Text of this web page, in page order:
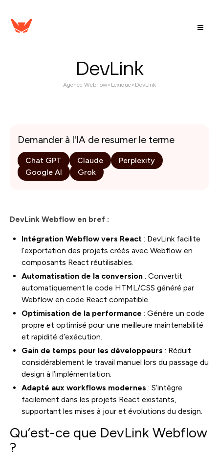
DevLink
Agence Webflow> Lexique> DevLink
Demander à l'IA de resumer le terme
Chat GPT Claude
Perplexity
Google AI
Grok
DevLink Webflow en bref :
Intégration Webflow vers React : DevLink facilite
l’exportation des projets créés avec Webflow en
composants React réutilisables.
Automatisation de la conversion : Convertit
automatiquement le code HTML/CSS généré par
Webflow en code React compatible.
Optimisation de la performance : Génère un code
propre et optimisé pour une meilleure maintenabilité
et rapidité d’exécution.
Gain de temps pour les développeurs : Réduit
considérablement le travail manuel lors du passage du
design à l’implémentation.
Adapté aux workflows modernes : S’intègre
facilement dans les projets React existants,
supportant les mises à jour et évolutions du design.
Qu’est-ce que DevLink Webflow
?